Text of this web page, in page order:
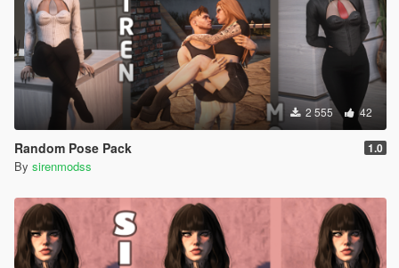
2 555 42
Random Pose Pack 1.0
By sirenmodss